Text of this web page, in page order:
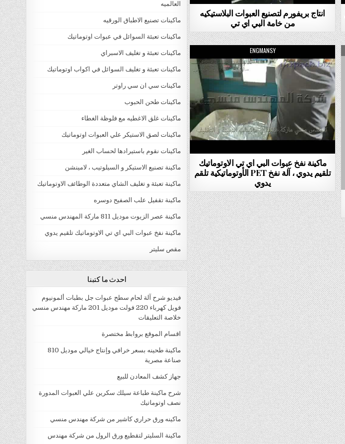
انتاج بريفورم لتصنيع العبوات البلاستيكيه
من خامة البي اي تي
AUTHOR:
ENGMANSY
ماكينة نفخ عبوات البي اي تي الاوتوماتيك
تلقيم يدوي ، آلة نفخ PET الأوتوماتيكية تلقم
يدوي
العالميه
ماكينات تصنيع الاطباق الورقيه
ماكينات تعبئة السوائل في عبوات اوتوماتيك
ماكينات تعبئة و تغليف الاسبراي
ماكينات تعبئة و تغليف السوائل في اكواب اوتوماتيك
ماكينات سي ان سي راوتر
ماكينات طحن الحبوب
ماكينات غلق الاغطيه مع فلوظة الغطاء
ماكينات لصق الاستيكر علي العبوات اوتوماتيك
ماكينات نقوم باستيرادها لحساب الغير
ماكينة تصنيع الاستيكر و السيلوتيب ، لامينشن
ماكينة تعبئة و تغليف الشاي متعددة الوطائف الاوتوماتيك
ماكينة تقفيل علب الصفيح دوسره
ماكينة عصر الزيوت موديل 811 ماركة المهندس منسي
ماكينة نفخ عبوات البي اي تي الاوتوماتيك تلقيم يدوي
مقص سليتر
احدث ما كتبنا
فيديو شرح آلة لحام سطح عبوات جل بطبات ألمونيوم
فويل كهرباء 220 فولت موديل 201 ماركة مهندس منسي
خلاصة التعليقات
اقسام الموقع بروابط مختصرة
ماكينة طحينه بسعر خرافي وإنتاج خيالي موديل 810
صناعة مصرية
جهاز كشف المعادن للبيع
شرح ماكينة طباعة سيلك سكرين علي العبوات المدورة
نصف اوتوماتيك
ماكينه ورق حراري كاشير من شركة مهندس منسي
ماكينة السليتر لتقطيع ورق الرول من شركة مهندس